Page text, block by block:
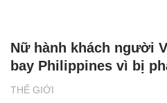
THẾ GIỚI
Nữ hành khách người
bay Philippines vì bị